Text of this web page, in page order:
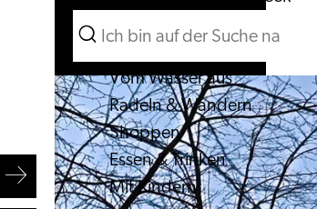
Menü
Suchen
Vom Wasser aus
Radeln & Wandern
Shoppen
Essen & Trinken
Mit Kindern
Suchen